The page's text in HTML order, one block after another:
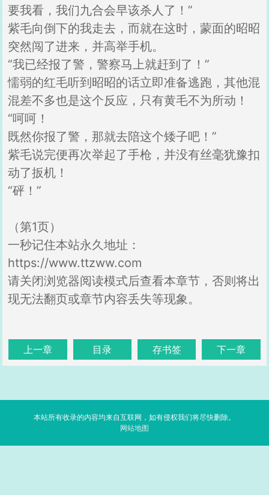
要我看，我们九合会早该杀人了！”
紫毛向倒下的我走去，而就在这时，蒙面的昭昭
突然闯了进来，并高举手机。
“我已经报了警，警察马上就赶到了！”
懦弱的红毛听到昭昭的话立即准备逃跑，其他混
混差不多也是这个反应，只有黄毛不为所动！
“呵呵！
既然你报了警，那就去陪这个矮子吧！”
紫毛说完便再次举起了手枪，并没有丝毫犹豫扣
动了扳机！
“砰！”
（第1页）
一秒记住本站永久地址：
https://www.ttzww.com
请关闭浏览器阅读模式后查看本章节，否则将出
现无法翻页或章节内容丢失等现象。
上一章 目录 存书签 下一章
本站所有收录的内容均来自互联网，如有侵权我们将尽快删除。
网站地图